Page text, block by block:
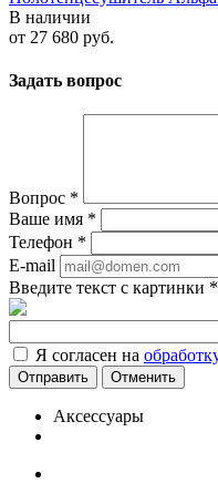
В наличии
от 27 680 руб.
Задать вопрос
Вопрос *
Ваше имя *
Телефон *
E-mail
Введите текст с картинки *
Я согласен на
Отменить
Аксессуары